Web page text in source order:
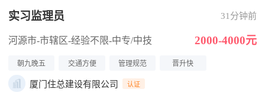
实习监理员 31分钟前
河源市-市辖区-经验不限-中专/中技 2000-4000元
朝九晚五 交通方便 管理规范 晋升快
厦门住总建设有限公司 认证